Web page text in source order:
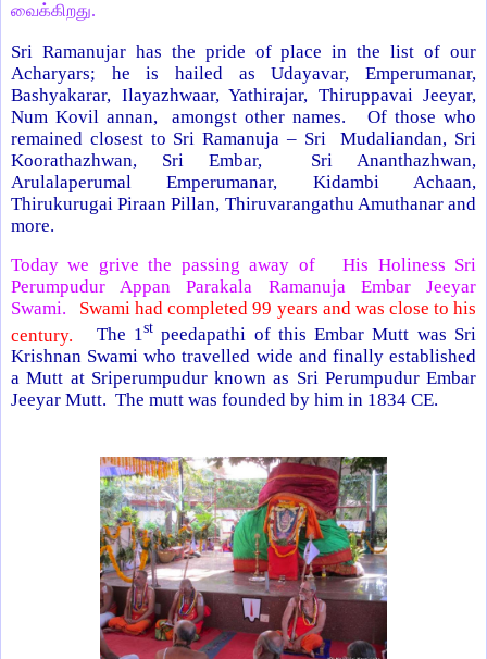
வைக்கிறது.
Sri Ramanujar has the pride of place in the list of our
Acharyars; he is hailed as Udayavar, Emperumanar,
Bashyakarar, Ilayazhwaar, Yathirajar, Thiruppavai Jeeyar,
Num Kovil annan, amongst other names. Of those who
remained closest to Sri Ramanuja – Sri Mudaliandan, Sri
Koorathazhwan, Sri Embar, Sri Ananthazhwan,
Arulalaperumal Emperumanar, Kidambi Achaan,
Thirukurugai Piraan Pillan, Thiruvarangathu Amuthanar and
more.
Today we grive the passing away of
His Holiness Sri
Perumpudur Appan Parakala Ramanuja Embar Jeeyar
Swami. Swami had completed 99 years and was close to his
century. The 1st peedapathi of this Embar Mutt was Sri
Krishnan Swami who travelled wide and finally established
a Mutt at Sriperumpudur known as Sri Perumpudur Embar
Jeeyar Mutt. The mutt was founded by him in 1834 CE.